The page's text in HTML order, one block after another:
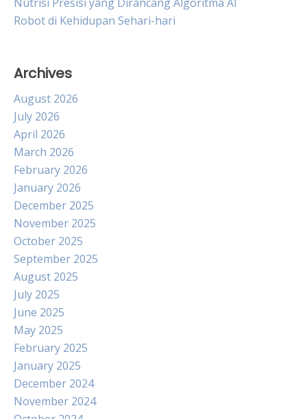
Robot di Kehidupan Sehari-hari
Archives
August 2026
July 2026
April 2026
March 2026
February 2026
January 2026
December 2025
November 2025
October 2025
September 2025
August 2025
July 2025
June 2025
May 2025
February 2025
January 2025
December 2024
November 2024